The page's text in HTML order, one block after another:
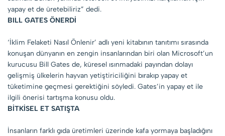
yapay et de üretebiliriz” dedi.
BILL GATES ÖNERDİ
‘İklim Felaketi Nasıl Önlenir’ adlı yeni kitabının tanıtımı sırasında
konuşan dünyanın en zengin insanlarından biri olan Microsoft’un
kurucusu Bill Gates de, küresel ısınmadaki payından dolayı
gelişmiş ülkelerin hayvan yetiştiriciliğini bırakıp yapay et
tüketimine geçmesi gerektiğini söyledi. Gates’in yapay et ile
ilgili önerisi tartışma konusu oldu.
BİTKİSEL ET SATIŞTA
İnsanların farklı gıda üretimleri üzerinde kafa yormaya başladığını